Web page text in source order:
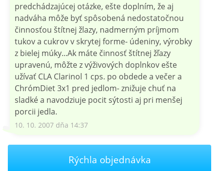
predchádzajúcej otázke, ešte doplním, že aj
nadváha môže byť spôsobená nedostatočnou
činnosťou štítnej žlazy, nadmerným príjmom
tukov a cukrov v skrytej forme- údeniny, výrobky
z bielej múky...Ak máte činnosť štítnej žľazy
upravenú, môžte z výživových doplnkov ešte
užívať CLA Clarinol 1 cps. po obdede a večer a
ChrómDiet 3x1 pred jedlom- znižuje chuť na
sladké a navodziuje pocit sýtosti aj pri menšej
porcii jedla.
10. 10. 2007 dňa 14:37
Rýchla objednávka